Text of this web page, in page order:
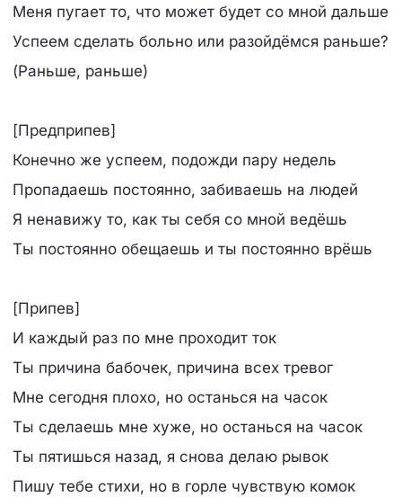
Меня пугает то, что может будет со мной дальше
Успеем сделать больно или разойдёмся раньше?
(Раньше, раньше)
[Предприпев]
Конечно же успеем, подожди пару недель
Пропадаешь постоянно, забиваешь на людей
Я ненавижу то, как ты себя со мной ведёшь
Ты постоянно обещаешь и ты постоянно врёшь
[Припев]
И каждый раз по мне проходит ток
Ты причина бабочек, причина всех тревог
Мне сегодня плохо, но останься на часок
Ты сделаешь мне хуже, но останься на часок
Ты пятишься назад, я снова делаю рывок
Пишу тебе стихи, но в горле чувствую комок